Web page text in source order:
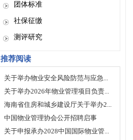
团体标准
社保征缴
测评研究
推荐阅读
关于举办物业安全风险防范与应急...
关于举办2026年物业管理项目负责...
海南省住房和城乡建设厅关于举办2...
中国物业管理协会公开招聘启事
关于申报承办2028中国国际物业管...